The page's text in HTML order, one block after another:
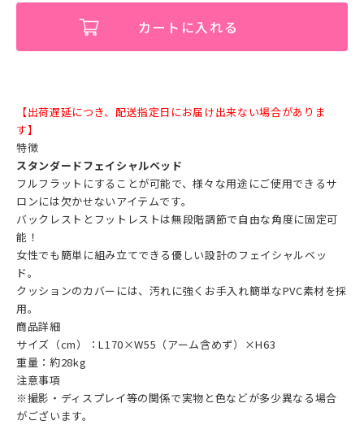
カートに入れる
【出荷遅延につき、配送指定日にお届け出来ない場合がありま
す】
特徴
スタンダードフェイシャルベッド
フルフラットにすることが可能で、様々な用途にご使用できるサ
ロンには欠かせないアイテムです。
バックレストとフットレストは無段階調節で自由な角度に固定可
能！
女性でも簡単に組み立てできる優しい設計のフェイシャルベッ
ド。
クッションのカバーには、汚れに強くお手入れ簡単なPVC素材を採
用。
商品詳細
サイズ（cm）：L170×W55（アーム含めず）×H63
重量：約28kg
注意事項
※撮影・ディスプレイ等の関係で実物と色などが多少異なる場合
がございます。